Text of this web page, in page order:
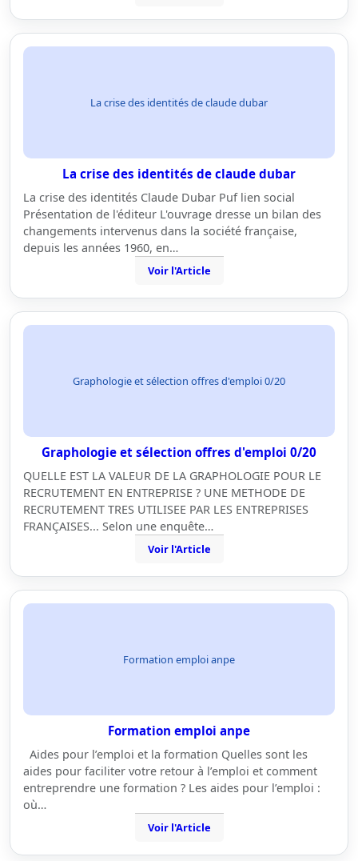
La crise des identités de claude dubar
La crise des identités de claude dubar
La crise des identités Claude Dubar Puf lien social
Présentation de l'éditeur L'ouvrage dresse un bilan des
changements intervenus dans la société française,
depuis les années 1960, en…
Voir l'Article
Graphologie et sélection offres d'emploi 0/20
Graphologie et sélection offres d'emploi 0/20
QUELLE EST LA VALEUR DE LA GRAPHOLOGIE POUR LE
RECRUTEMENT EN ENTREPRISE ? UNE METHODE DE
RECRUTEMENT TRES UTILISEE PAR LES ENTREPRISES
FRANÇAISES... Selon une enquête…
Voir l'Article
Formation emploi anpe
Formation emploi anpe
Aides pour l’emploi et la formation Quelles sont les
aides pour faciliter votre retour à l’emploi et comment
entreprendre une formation ? Les aides pour l’emploi :
où…
Voir l'Article